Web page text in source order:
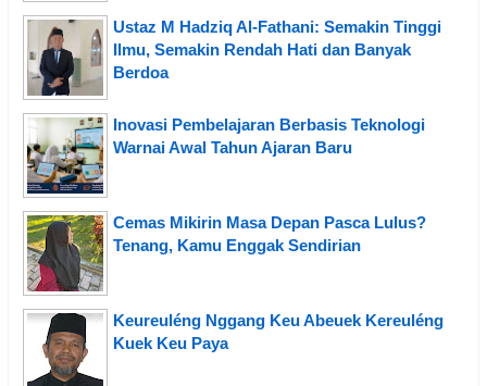
Ustaz M Hadziq Al-Fathani: Semakin Tinggi
Ilmu, Semakin Rendah Hati dan Banyak
Berdoa
Inovasi Pembelajaran Berbasis Teknologi
Warnai Awal Tahun Ajaran Baru
Cemas Mikirin Masa Depan Pasca Lulus?
Tenang, Kamu Enggak Sendirian
Keureuléng Nggang Keu Abeuek Kereuléng
Kuek Keu Paya